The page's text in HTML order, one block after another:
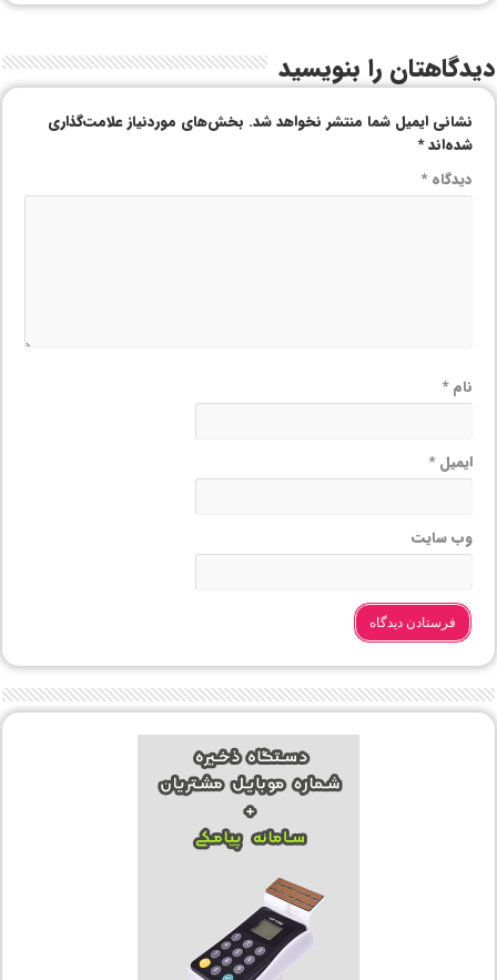
دیدگاهتان را بنویسید
نشانی ایمیل شما منتشر نخواهد شد. بخش‌های موردنیاز علامت‌گذاری
شده‌اند*
دیدگاه*
نام*
ایمیل*
وب‌ سایت